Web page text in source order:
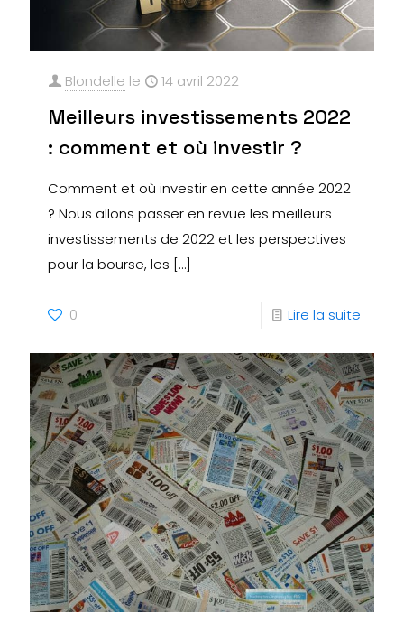
Blondelle le 14 avril 2022
Meilleurs investissements 2022
: comment et où investir ?
Comment et où investir en cette année 2022
? Nous allons passer en revue les meilleurs
investissements de 2022 et les perspectives
pour la bourse, les […]
0 Lire la suite